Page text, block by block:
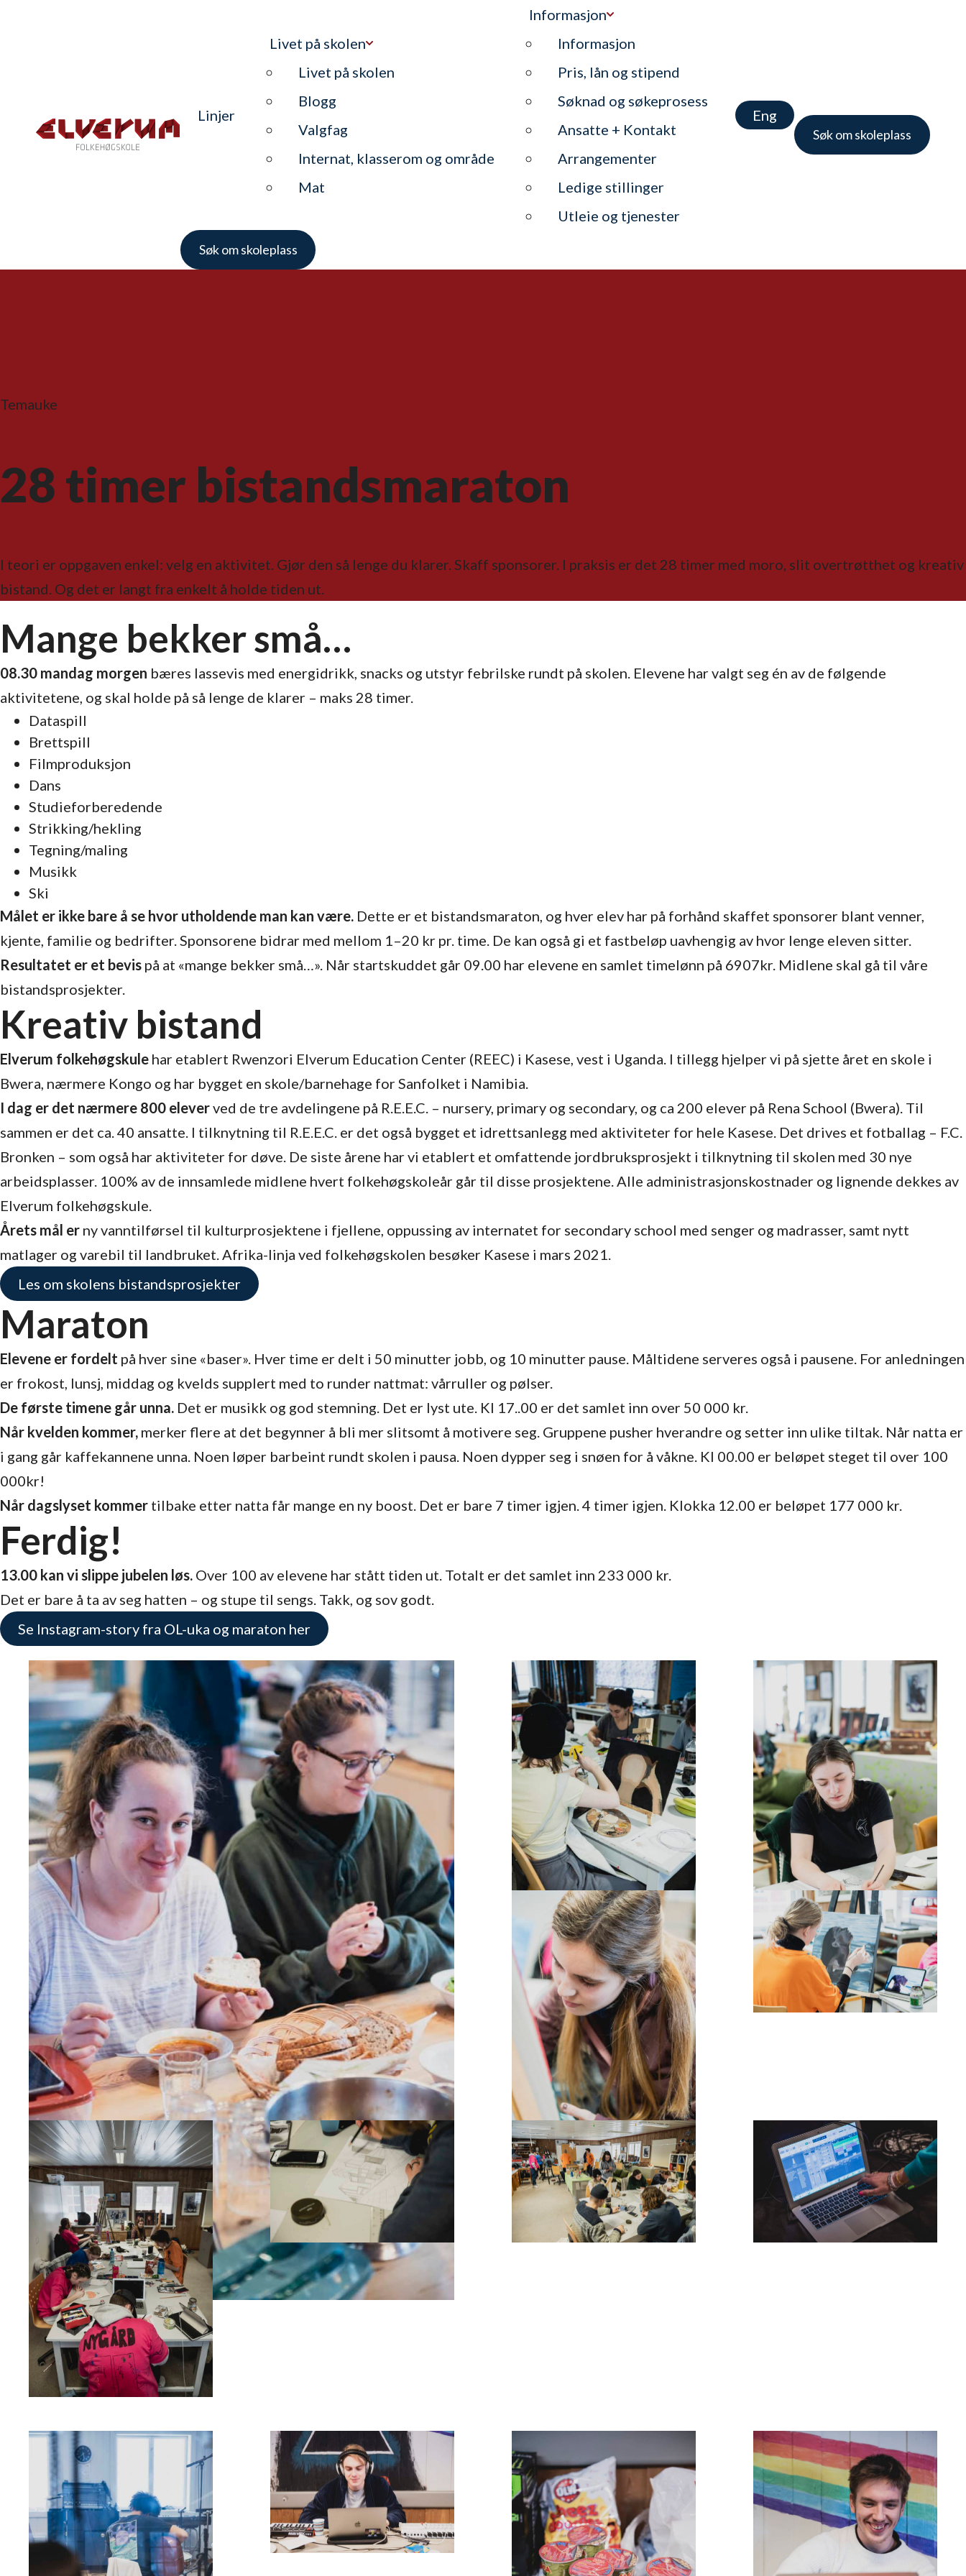
Linjer
Livet på skolen
Livet på skolen
Blogg
Valgfag
Internat, klasserom og område
Mat
Informasjon
Informasjon
Pris, lån og stipend
Søknad og søkeprosess
Ansatte + Kontakt
Arrangementer
Ledige stillinger
Utleie og tjenester
Eng
Søk om skoleplass
Søk om skoleplass
Temauke
28 timer bistandsmaraton
I teori er oppgaven enkel: velg en aktivitet. Gjør den så lenge du klarer. Skaff sponsorer. I praksis er det 28 timer med moro, slit overtrøtthet og kreativ
bistand. Og det er langt fra enkelt å holde tiden ut.
Mange bekker små…
08.30 mandag morgen bæres lassevis med energidrikk, snacks og utstyr febrilske rundt på skolen. Elevene har valgt seg én av de følgende
aktivitetene, og skal holde på så lenge de klarer – maks 28 timer.
Dataspill
Brettspill
Filmproduksjon
Dans
Studieforberedende
Strikking/hekling
Tegning/maling
Musikk
Ski
Målet er ikke bare å se hvor utholdende man kan være. Dette er et bistandsmaraton, og hver elev har på forhånd skaffet sponsorer blant venner,
kjente, familie og bedrifter. Sponsorene bidrar med mellom 1–20 kr pr. time. De kan også gi et fastbeløp uavhengig av hvor lenge eleven sitter.
Resultatet er et bevis på at «mange bekker små…». Når startskuddet går 09.00 har elevene en samlet timelønn på 6907kr. Midlene skal gå til våre
bistandsprosjekter.
Kreativ bistand
Elverum folkehøgskule har etablert Rwenzori Elverum Education Center (REEC) i Kasese, vest i Uganda. I tillegg hjelper vi på sjette året en skole i
Bwera, nærmere Kongo og har bygget en skole/barnehage for Sanfolket i Namibia.
I dag er det nærmere 800 eleverved de tre avdelingene på R.E.E.C. – nursery, primary og secondary, og ca 200 elever på Rena School (Bwera). Til
sammen er det ca. 40 ansatte. I tilknytning til R.E.E.C. er det også bygget et idrettsanlegg med aktiviteter for hele Kasese. Det drives et fotballag – F.C.
Bronken – som også har aktiviteter for døve. De siste årene har vi etablert et omfattende jordbruksprosjekt i tilknytning til skolen med 30 nye
arbeidsplasser. 100% av de innsamlede midlene hvert folkehøgskoleår går til disse prosjektene. Alle administrasjonskostnader og lignende dekkes av
Elverum folkehøgskule.
Årets mål er ny vanntilførsel til kulturprosjektene i fjellene, oppussing av internatet for secondary school med senger og madrasser, samt nytt
matlager og varebil til landbruket. Afrika-linja ved folkehøgskolen besøker Kasese i mars 2021.
Les om skolens bistandsprosjekter
Maraton
Elevene er fordelt på hver sine «baser». Hver time er delt i 50 minutter jobb, og 10 minutter pause. Måltidene serveres også i pausene. For anledningen
er frokost, lunsj, middag og kvelds supplert med to runder nattmat: vårruller og pølser.
De første timene går unna. Det er musikk og god stemning. Det er lyst ute. Kl 17..00 er det samlet inn over 50 000 kr.
Når kvelden kommer, merker flere at det begynner å bli mer slitsomt å motivere seg. Gruppene pusher hverandre og setter inn ulike tiltak. Når natta er
i gang går kaffekannene unna. Noen løper barbeint rundt skolen i pausa. Noen dypper seg i snøen for å våkne. Kl 00.00 er beløpet steget til over 100
000kr!
Når dagslyset kommer tilbake etter natta får mange en ny boost. Det er bare 7 timer igjen. 4 timer igjen. Klokka 12.00 er beløpet 177 000 kr.
Ferdig!
13.00 kan vi slippe jubelen løs. Over 100 av elevene har stått tiden ut. Totalt er det samlet inn 233 000 kr.
Det er bare å ta av seg hatten – og stupe til sengs. Takk, og sov godt.
Se Instagram-story fra OL-uka og maraton her